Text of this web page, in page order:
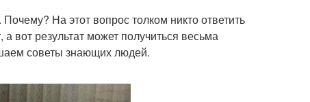
На этот вопрос толком никто ответить
вот результат может получиться весьма
советы знающих людей.